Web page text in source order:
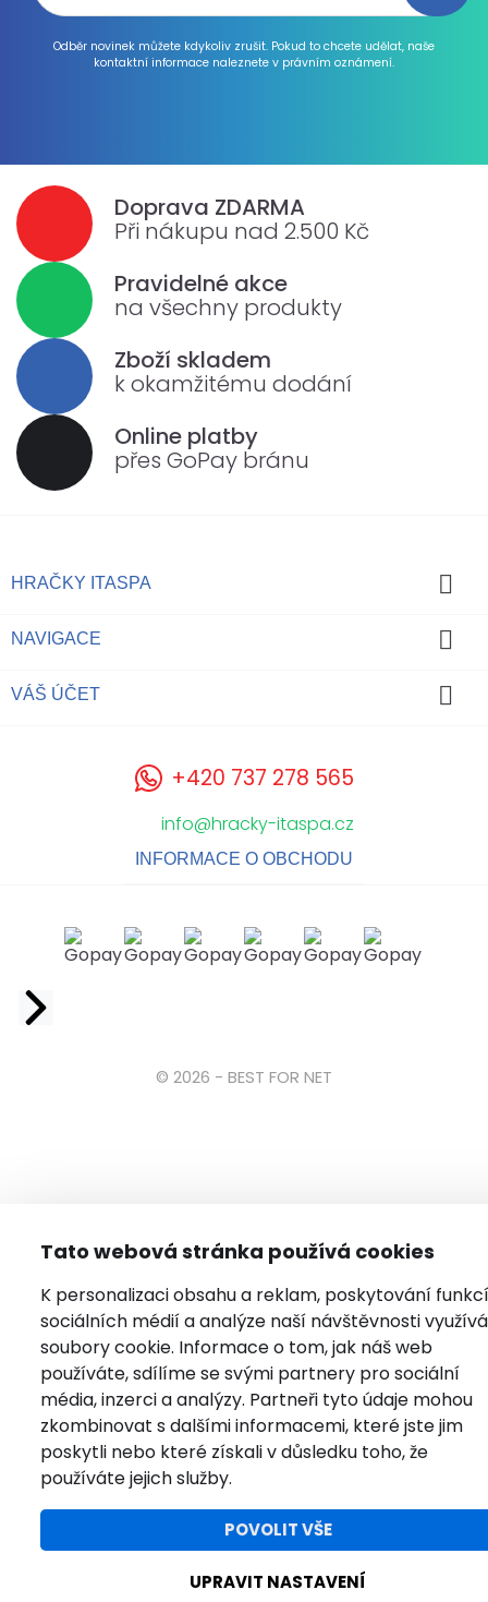
Tato webová stránka používá cookies
K personalizaci obsahu a reklam, poskytování funkcí
sociálních médií a analýze naší návštěvnosti
soubory cookie. Informace o tom, jak náš web
používáte, sdílíme se svými partnery pro sociální
média, inzerci a analýzy. Partneři tyto údaje mohou
zkombinovat s dalšími informacemi, které jste jim
poskytli nebo které získali v důsledku toho, že
používáte jejich služby.
POVOLIT VŠE
UPRAVIT NASTAVENÍ
Odběr novinek můžete kdykoliv zrušit. Pokud to chcete udělat, naše
kontaktní informace naleznete v právním oznámení.
Doprava ZDARMA
Při nákupu nad 2.500 Kč
Pravidelné akce
na všechny produkty
Zboží skladem
k okamžitému dodání
Online platby
přes GoPay bránu
HRAČKY ITASPA 
NAVIGACE 
VÁŠ ÚČET 
+420 737 278 565
info@hracky-itaspa.cz
INFORMACE O OBCHODU
© 2026 - BEST FOR NET